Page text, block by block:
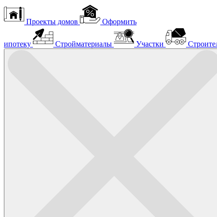
Проекты домов Оформить
ипотеку Стройматериалы Участки